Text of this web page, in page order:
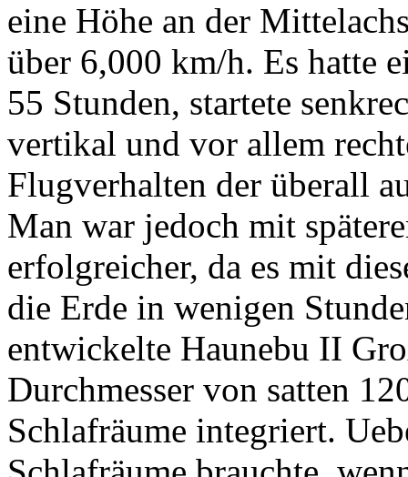
eine Höhe an der
über 6,000 km/h. Es hatte
55 Stunden, startete
vertikal und vor allem
Flugverhalten der überall
Man war jedoch mit
erfolgreicher, da es mit
die Erde in wenigen
entwickelte Haunebu II
Durchmesser von satten
Schlafräume integriert.